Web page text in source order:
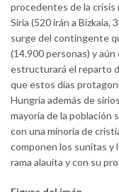
procedentes de la crisis
Siria (520 irán a Bizkaia,
surge del contingente
(14.900 personas) y
estructurará el reparto
que estos días
Hungría además de
mayoría de la población
con una minoría de
componen los sunitas y
rama alauita y con su